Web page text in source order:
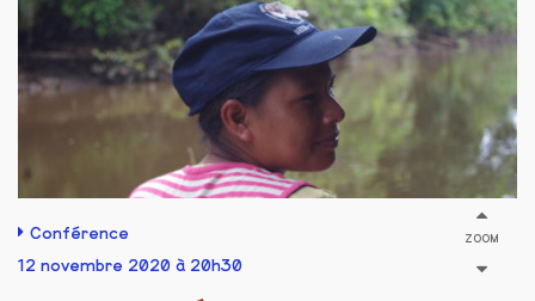
Conférence
12 novembre 2020 à 20h30
ZOOM